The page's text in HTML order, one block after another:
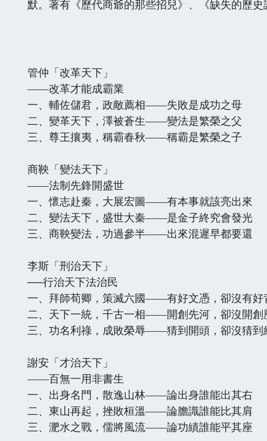
默。著有《歷代商爺的那些招兒》、《缺失的歷史
管仲「改革天下」
——改革才能成霸業
一、輔佐儲君，政敵薦相——失敗是成功之母
二、變革天下，澤被蒼生——變法是繁榮之父
三、尊王攘夷，稱霸春秋——稱霸是繁榮之子
商鞅「變法天下」
——法制先鋒開盛世
一、懷志赴秦，大展宏圖——有本事就該亮出來
二、變法天下，盛世大秦——是金子終究會發光
三、商鞅變法，功過參半——出來混遲早都要還
李斯「刑治天下」
──行治天下法治民
一、拜師荀卿，策滅六國——有好文憑，卻沒有好
二、天下一統，千古一相——開創先河，卻沒開創
三、功名利祿，成敗榮辱——猜到開頭，卻沒猜到
謝安「才治天下」
——百無一用非書生
一、出身名門，散逸山林——論出身誰能出其右
二、東山再起，挫敗桓溫——論膽識誰能比其肩
三、淝水之戰，儒將風流——論功績誰能平其座